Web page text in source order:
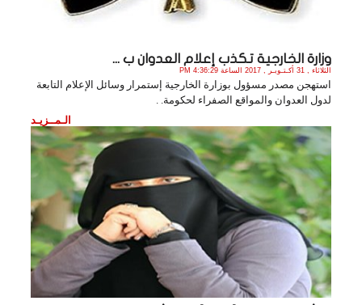
وزارة الخارجية تكذب إعلام العدوان ب ...
الثلاثاء , 31 أكـتـوبـر , 2017 الساعة 4:36:29 PM
استهجن مصدر مسؤول بوزارة الخارجية إستمرار وسائل الإعلام التابعة
لدول العدوان والمواقع الصفراء لحكومة. .
الـمــزيـد